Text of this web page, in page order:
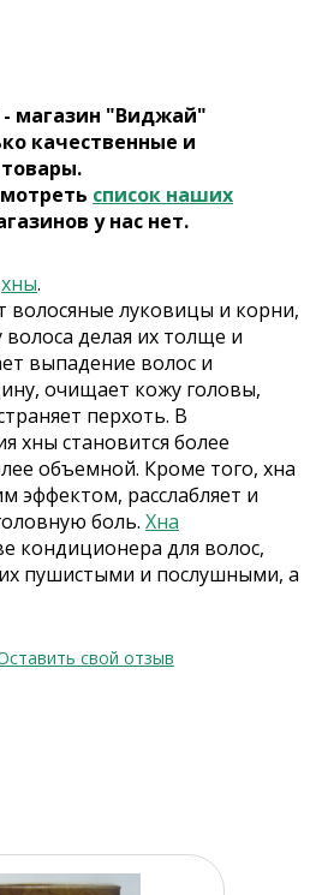
магазин "Виджай"
качественные и
список наших
у нас нет.
хны.
волосяные луковицы и корни,
волоса делая их толще и
выпадение волос и
очищает кожу головы,
перхоть. В
хны становится более
объемной. Кроме того, хна
эффектом, расслабляет и
боль. Хна
кондиционера для волос,
пушистыми и послушными, а
свой отзыв